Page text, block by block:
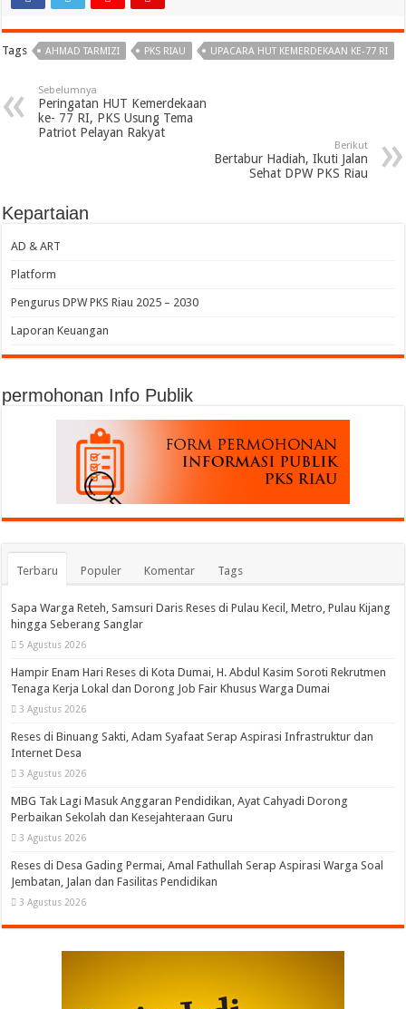
Tags AHMAD TARMIZI PKS RIAU UPACARA HUT KEMERDEKAAN KE-77 RI
Sebelumnya
Peringatan HUT Kemerdekaan
ke- 77 RI, PKS Usung Tema
Patriot Pelayan Rakyat
Berikut
Bertabur Hadiah, Ikuti Jalan
Sehat DPW PKS Riau
Kepartaian
AD & ART
Platform
Pengurus DPW PKS Riau 2025 – 2030
Laporan Keuangan
permohonan Info Publik
Terbaru Populer Komentar Tags
Sapa Warga Reteh, Samsuri Daris Reses di Pulau Kecil, Metro, Pulau Kijang
hingga Seberang Sanglar
5 Agustus 2026
Hampir Enam Hari Reses di Kota Dumai, H. Abdul Kasim Soroti Rekrutmen
Tenaga Kerja Lokal dan Dorong Job Fair Khusus Warga Dumai
3 Agustus 2026
Reses di Binuang Sakti, Adam Syafaat Serap Aspirasi Infrastruktur dan
Internet Desa
3 Agustus 2026
MBG Tak Lagi Masuk Anggaran Pendidikan, Ayat Cahyadi Dorong
Perbaikan Sekolah dan Kesejahteraan Guru
3 Agustus 2026
Reses di Desa Gading Permai, Amal Fathullah Serap Aspirasi Warga Soal
Jembatan, Jalan dan Fasilitas Pendidikan
3 Agustus 2026